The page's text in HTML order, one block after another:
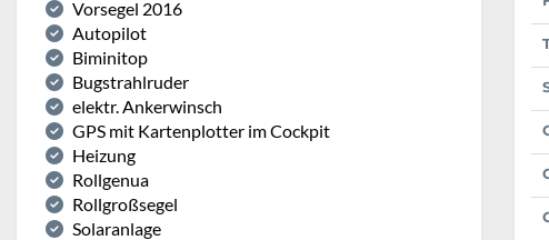
Vorsegel 2016
Autopilot
Biminitop
Bugstrahlruder
elektr. Ankerwinsch
GPS mit Kartenplotter im Cockpit
Heizung
Rollgenua
Rollgroßsegel
Solaranlage